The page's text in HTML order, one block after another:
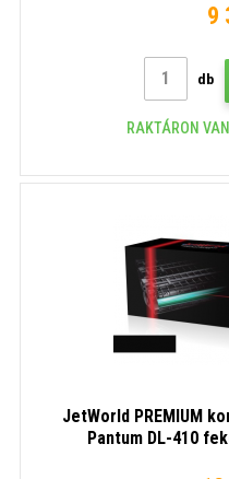
9
db
RAKTÁRON
JetWorld PREMIUM
Pantum DL-410